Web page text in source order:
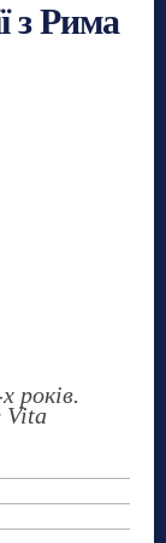
з Рима
років.
Vita